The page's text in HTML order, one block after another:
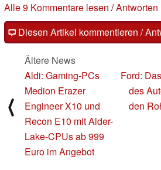
Alle 9 Kommentare lesen /Antworten
Diesen Artikel kommentieren /
⟨
Ältere News
Aldi: Gaming-PCs
Medion Erazer
Engineer X10 und
Recon E10 mit Alder-
Lake-CPUs ab 999
Euro im Angebot
Ford:
des
den